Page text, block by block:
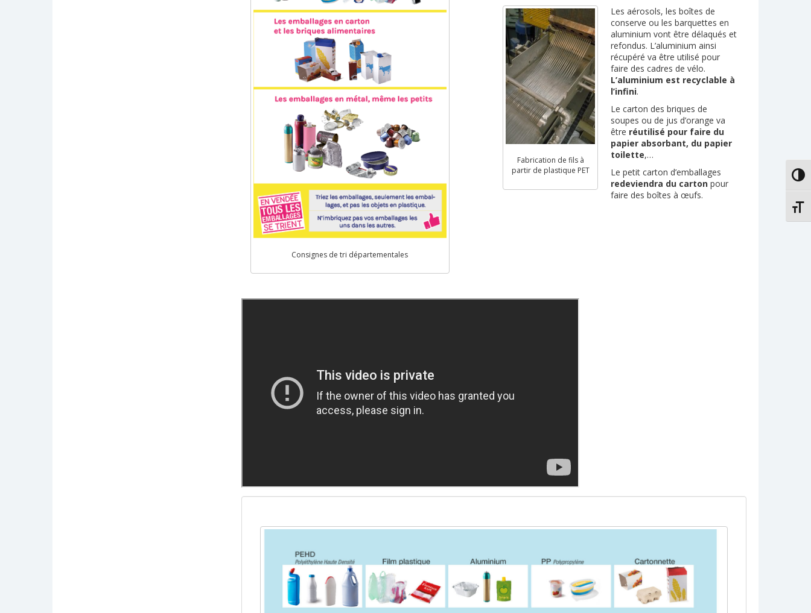
Consignes de tri départementales
Fabrication de fils à
partir de plastique PET
Les aérosols, les boîtes de
conserve ou les barquettes en
aluminium vont être délaqués et
refondus. L’aluminium ainsi
récupéré va être utilisé pour
faire des cadres de vélo.
L’aluminium est recyclable à
l’infini.
Le carton des briques de
soupes ou de jus d’orange va
être réutilisé pour faire du
papier absorbant, du papier
toilette,…
Le petit carton d’emballages
redeviendra du carton pour
faire des boîtes à œufs.